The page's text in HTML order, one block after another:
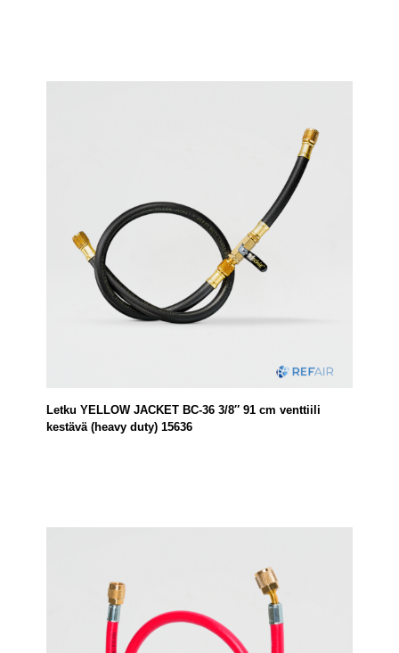
Letku YELLOW JACKET BC-36 3/8″ 91 cm venttiili
kestävä (heavy duty) 15636